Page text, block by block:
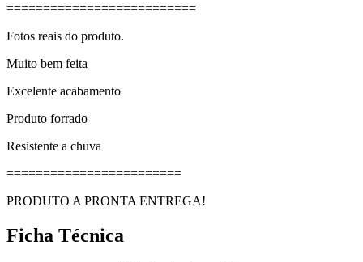
==========================
Fotos reais do produto.
Muito bem feita
Excelente acabamento
Produto forrado
Resistente a chuva
========================
PRODUTO A PRONTA ENTREGA!
Ficha Técnica